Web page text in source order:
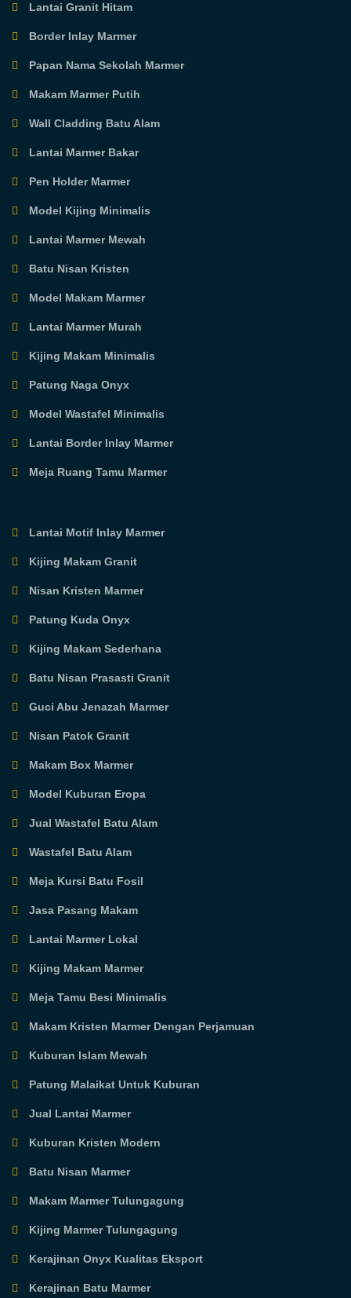
Lantai Granit Hitam
Border Inlay Marmer
Papan Nama Sekolah Marmer
Makam Marmer Putih
Wall Cladding Batu Alam
Lantai Marmer Bakar
Pen Holder Marmer
Model Kijing Minimalis
Lantai Marmer Mewah
Batu Nisan Kristen
Model Makam Marmer
Lantai Marmer Murah
Kijing Makam Minimalis
Patung Naga Onyx
Model Wastafel Minimalis
Lantai Border Inlay Marmer
Meja Ruang Tamu Marmer
Lantai Motif Inlay Marmer
Kijing Makam Granit
Nisan Kristen Marmer
Patung Kuda Onyx
Kijing Makam Sederhana
Batu Nisan Prasasti Granit
Guci Abu Jenazah Marmer
Nisan Patok Granit
Makam Box Marmer
Model Kuburan Eropa
Jual Wastafel Batu Alam
Wastafel Batu Alam
Meja Kursi Batu Fosil
Jasa Pasang Makam
Lantai Marmer Lokal
Kijing Makam Marmer
Meja Tamu Besi Minimalis
Makam Kristen Marmer Dengan Perjamuan
Kuburan Islam Mewah
Patung Malaikat Untuk Kuburan
Jual Lantai Marmer
Kuburan Kristen Modern
Batu Nisan Marmer
Makam Marmer Tulungagung
Kijing Marmer Tulungagung
Kerajinan Onyx Kualitas Eksport
Kerajinan Batu Marmer